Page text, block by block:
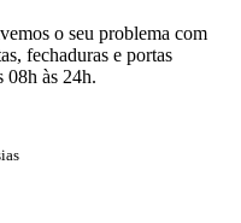
o seu problema com
fechaduras e portas
08h às 24h.